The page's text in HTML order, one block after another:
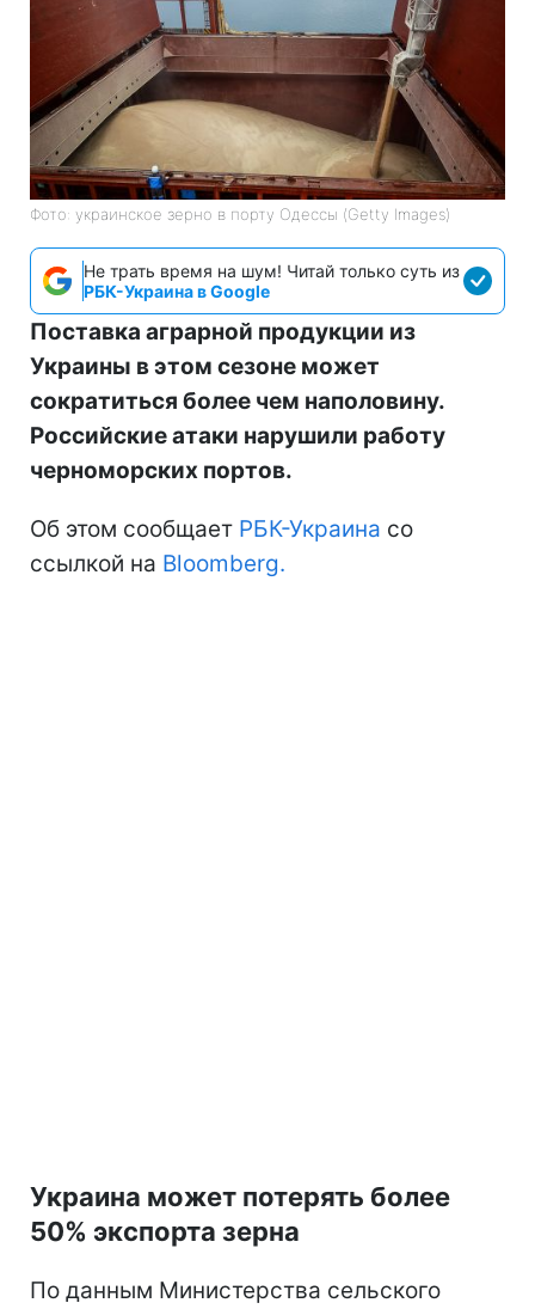
Фото: украинское зерно в порту Одессы (Getty Images)
Не трать время на шум! Читай только суть из
РБК-Украина в Google
Поставка аграрной продукции из
Украины в этом сезоне может
сократиться более чем наполовину.
Российские атаки нарушили работу
черноморских портов.
Об этом сообщает РБК-Украина со
ссылкой на Bloomberg.
Украина может потерять более
50% экспорта зерна
По данным Министерства сельского